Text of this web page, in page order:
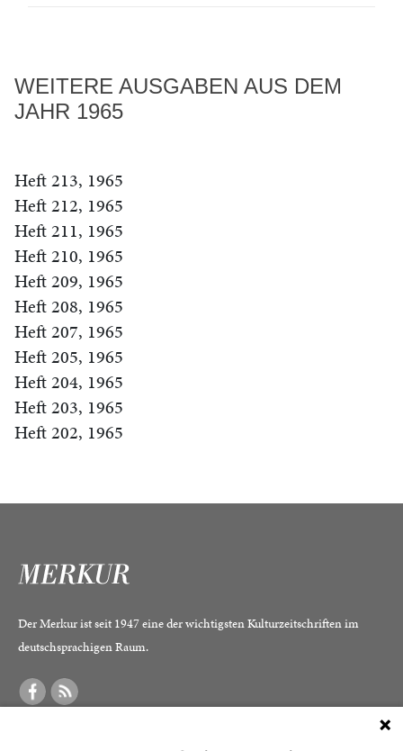
WEITERE AUSGABEN AUS DEM
JAHR 1965
Heft 213, 1965
Heft 212, 1965
Heft 211, 1965
Heft 210, 1965
Heft 209, 1965
Heft 208, 1965
Heft 207, 1965
Heft 205, 1965
Heft 204, 1965
Heft 203, 1965
Heft 202, 1965
Der Merkur ist seit 1947 eine der wichtigsten Kulturzeitschriften im
deutschsprachigen Raum.